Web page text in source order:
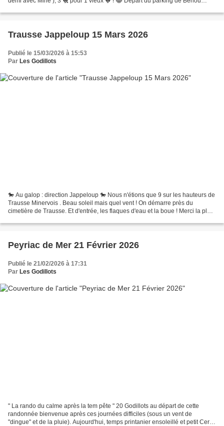
Trausse Jappeloup 15 Mars 2026
Publié le 15/03/2026 à 15:53
Par Les Godillots
🐎 Au galop : direction Jappeloup 🐎 Nous n'étions que 9 sur les hauteurs de
Trausse Minervois . Beau soleil mais quel vent ! On démarre près du
cimetière de Trausse. Et d'entrée, les flaques d'eau et la boue ! Merci la pluie
Peyriac de Mer 21 Février 2026
Publié le 21/02/2026 à 17:31
Par Les Godillots
" La rando du calme après la tem pête " 20 Godillots au départ de cette
randonnée bienvenue après ces journées difficiles (sous un vent de
"dingue" et de la pluie). Aujourd'hui, temps printanier ensoleillé et petit Cers.